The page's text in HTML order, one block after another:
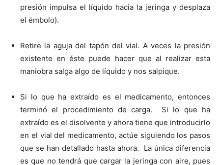
presión impulsa el líquido hacia la jeringa y desplaza
el émbolo).
Retire la aguja del tapón del vial. A veces la presión
existente en éste puede hacer que al realizar esta
maniobra salga algo de líquido y nos salpique.
Si lo que ha extraído es el medicamento, entonces
terminó el procedimiento de carga. Si lo que ha
extraído es el disolvente y ahora tiene que introducirlo
en el vial del medicamento, actúe siguiendo los pasos
que se han detallado hasta ahora. La única diferencia
es que no tendrá que cargar la jeringa con aire, pues